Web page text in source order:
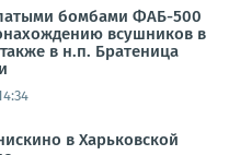
бомбами ФАБ-500
всушников в
в н.п. Братеница
в Харьковской